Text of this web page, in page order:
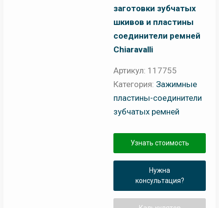
заготовки зубчатых
шкивов и пластины
соединители ремней
Chiaravalli
Артикул: 117755
Категория: Зажимные
пластины-соединители
зубчатых ремней
Узнать стоимость
Нужна
консультация?